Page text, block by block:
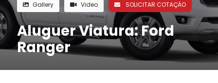
Gallery Video SOLICITAR COTAÇÄO
Aluguer Viatura: Ford
Ranger